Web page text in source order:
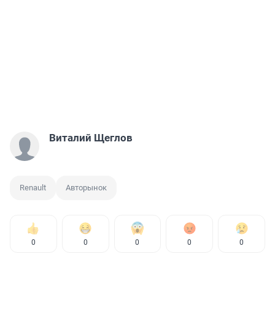
Виталий Щеглов
Renault Авторынок
0 0 0 0 0